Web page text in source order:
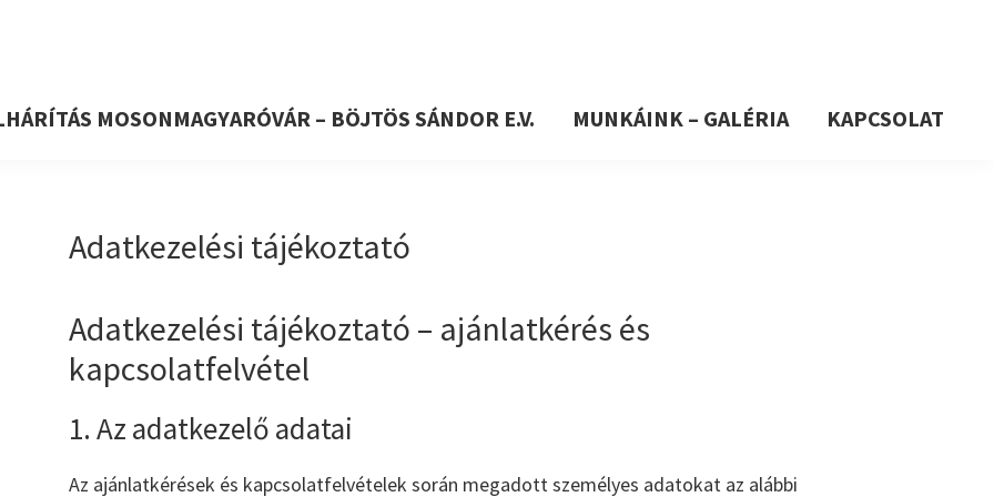
MOSONMAGYARÓVÁR – BÖJTÖS SÁNDOR E.V. MUNKÁINK – GALÉRIA KAPCSOLAT
Adatkezelési tájékoztató
Adatkezelési tájékoztató – ajánlatkérés és
kapcsolatfelvétel
1. Az adatkezelő adatai
Az ajánlatkérések és kapcsolatfelvételek során megadott személyes adatokat az alábbi